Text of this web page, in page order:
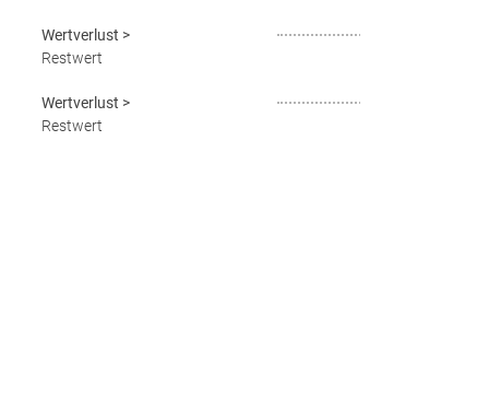
Wertverlust >
Restwert
Wertverlust >
Restwert